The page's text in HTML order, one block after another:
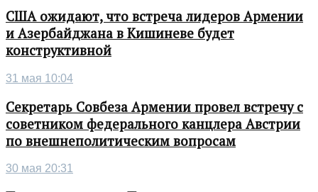
США ожидают, что встреча лидеров Армении
и Азербайджана в Кишиневе будет
конструктивной
31 мая 10:04
Секретарь Совбеза Армении провел встречу с
советником федерального канцлера Австрии
по внешнеполитическим вопросам
30 мая 20:31